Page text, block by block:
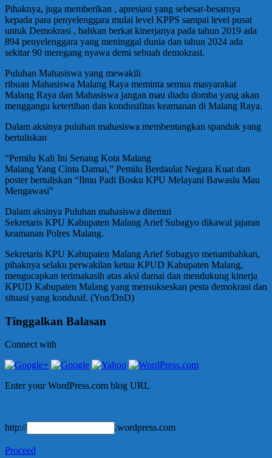
Pihaknya, juga memberikan , apresiasi yang sebesar-besarnya
kepada para penyelenggara mulai level KPPS sampai level pusat
untuk Demokrasi , bahkan berkat kinerjanya pada tahun 2019 ada
894 penyelenggara yang meninggal dunia dan tahun 2024 ada
sekitar 90 meregang nyawa demi sebuah demokrasi.
Puluhan Mahasiswa yang mewakili
ribuan Mahasiswa Malang Raya meminta semua masyarakat
Malang Raya dan Mahasiswa jangan mau diadu domba yang akan
menggangu ketertiban dan kondusifitas keamanan di Malang Raya.
Dalam aksinya puluhan mahasiswa membentangkan spanduk yang
bertuliskan
“Pemilu Kali Ini Senang Kota Malang
Malang Yang Cinta Damai,” Pemilu Berdaulat Negara Kuat dan
poster bertuliskan “Ilmu Padi Bosku KPU Melayani Bawaslu Mau
Mengawasi”
Dalam aksinya Puluhan mahasiswa ditemui
Sekretaris KPU Kabupaten Malang Arief Subagyo dikawal jajaran
keamanan Polres Malang.
Sekretaris KPU Kabupaten Malang Arief Subagyo menambahkan,
pihaknya selaku perwakilan ketua KPUD Kabupaten Malang,
mengucapkan terimakasih atas aksi damai dan mendukung kinerja
KPUD Kabupaten Malang yang mensukseskan pesta demokrasi dan
situasi yang kondusif. (Yon/DnD)
Tinggalkan Balasan
Connect with
Enter your WordPress.com blog URL
http:// .wordpress.com
Proceed